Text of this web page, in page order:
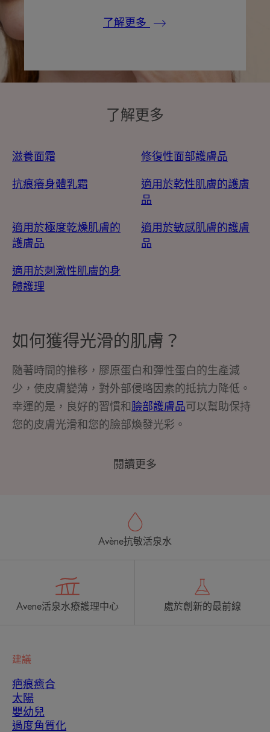
了解更多
了解更多
滋養面霜 修復性面部護膚品
抗痕癢身體乳霜
適用於乾性肌膚的護膚
品
適用於極度乾燥肌膚的
護膚品
適用於敏感肌膚的護膚
品
適用於刺激性肌膚的身
體護理
如何獲得光滑的肌膚？
隨著時間的推移，膠原蛋白和彈性蛋白的生產減
少，使皮膚變薄，對外部侵略因素的抵抗力降低。
幸運的是，良好的習慣和 臉部護膚品 可以幫助保持
您的皮膚光滑和您的臉部煥發光彩。
閱讀更多
Avène抗敏活泉水
Avene活泉水療護理中心 處於創新的最前線
建議
疤痕癒合
太陽
嬰幼兒
過度角質化